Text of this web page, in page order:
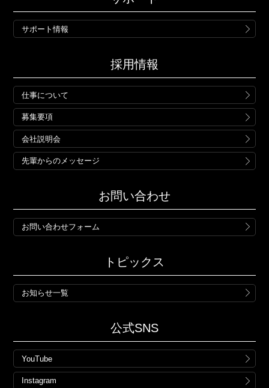
サポート情報
採用情報
仕事について
募集要項
会社説明会
先輩からのメッセージ
お問い合わせ
お問い合わせフォーム
トピックス
お知らせ一覧
公式SNS
YouTube
Instagram